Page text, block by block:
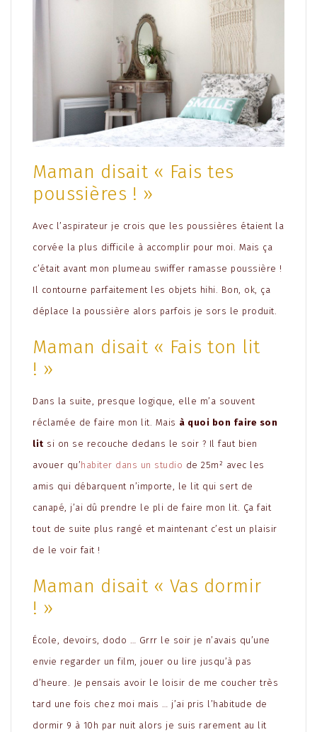
Maman disait « Fais tes
poussières ! »
Avec l’aspirateur je crois que les poussières étaient la
corvée la plus difficile à accomplir pour moi. Mais ça
c’était avant mon plumeau swiffer ramasse poussière !
Il contourne parfaitement les objets hihi. Bon, ok, ça
déplace la poussière alors parfois je sors le produit.
Maman disait « Fais ton lit
! »
Dans la suite, presque logique, elle m’a souvent
réclamée de faire mon lit. Mais à quoi bon faire son
lit si on se recouche dedans le soir ? Il faut bien
avouer qu’habiter dans un studio de 25m² avec les
amis qui débarquent n’importe, le lit qui sert de
canapé, j’ai dû prendre le pli de faire mon lit. Ça fait
tout de suite plus rangé et maintenant c’est un plaisir
de le voir fait !
Maman disait « Vas dormir
! »
École, devoirs, dodo … Grrr le soir je n’avais qu’une
envie regarder un film, jouer ou lire jusqu’à pas
d’heure. Je pensais avoir le loisir de me coucher très
tard une fois chez moi mais … j’ai pris l’habitude de
dormir 9 à 10h par nuit alors je suis rarement au lit